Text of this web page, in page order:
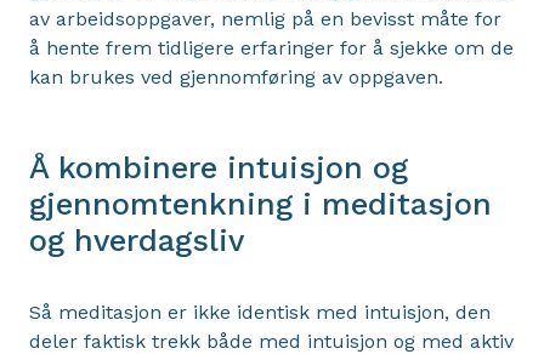
av arbeidsoppgaver, nemlig på en bevisst måte for
å hente frem tidligere erfaringer for å sjekke om de
kan brukes ved gjennomføring av oppgaven.
Å kombinere intuisjon og
gjennomtenkning i meditasjon
og hverdagsliv
Så meditasjon er ikke identisk med intuisjon, den
deler faktisk trekk både med intuisjon og med aktiv